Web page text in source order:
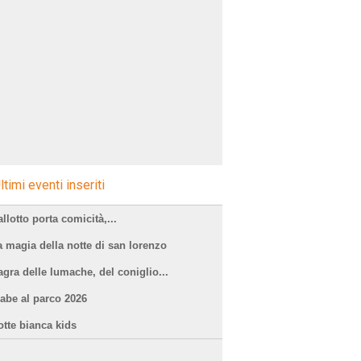
eventi inseriti
porta comicità,...
magia della notte di san lorenzo
delle lumache, del coniglio...
al parco 2026
bianca kids